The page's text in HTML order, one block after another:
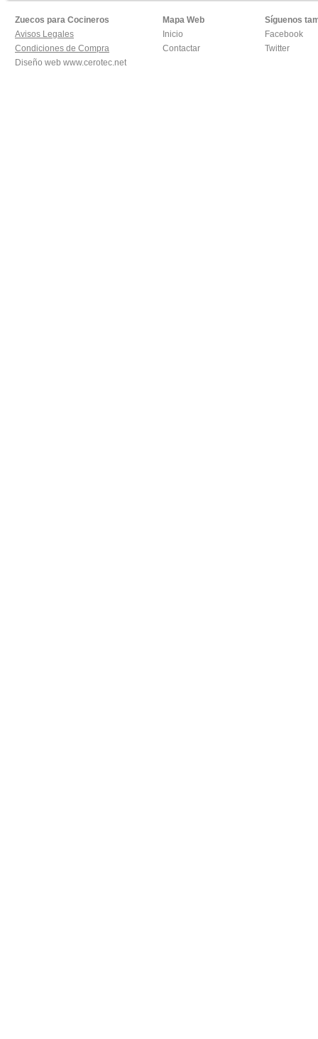
Zuecos para Cocineros
Avisos Legales
Condiciones de Compra
Diseño web www.cerotec.net
Mapa Web
Inicio
Contactar
Síguenos
Facebook
Twitter